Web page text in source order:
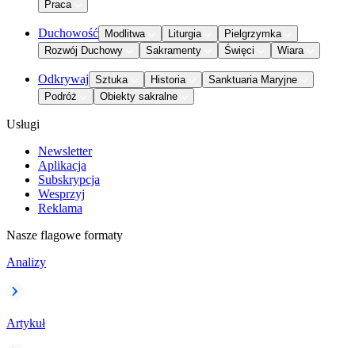
Praca
Duchowość Modlitwa Liturgia
Pielgrzymka
Rozwój Duchowy
Sakramenty Święci Wiara
Odkrywaj Sztuka Historia
Sanktuaria Maryjne
Podróż
Obiekty sakralne
Usługi
Newsletter
Aplikacja
Subskrypcja
Wesprzyj
Reklama
Nasze flagowe formaty
Analizy
Artykuł